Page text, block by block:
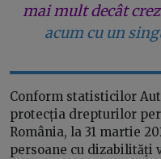
mai mult decât
acum cu un
Conform statisticilor
protecția drepturilor
România, la 31 martie
persoane cu dizabilități